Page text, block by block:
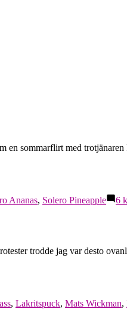
en sommarflirt med
Ananas, Solero Pineapple 6
trodde jag var desto
, Lakritspuck, Mats Wickman,